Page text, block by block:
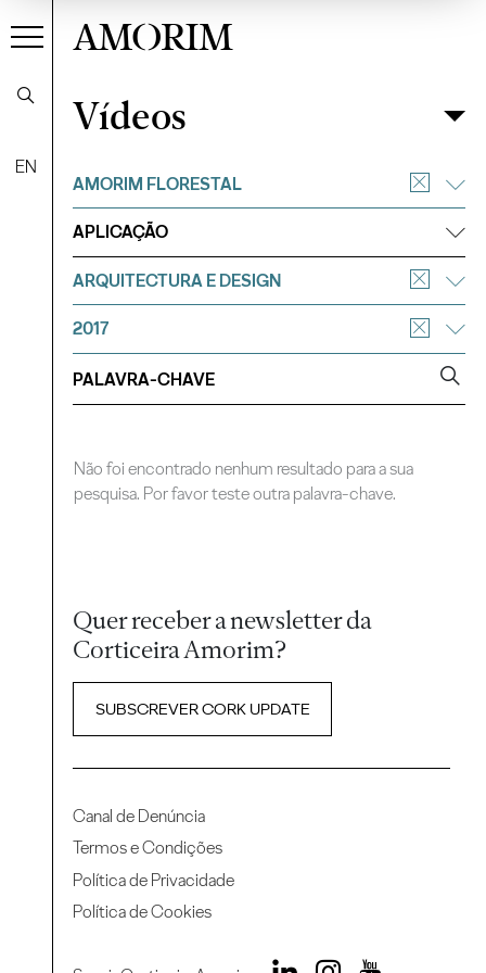
EN
AMORIM
VídeosFiltrar
Vídeos
AMORIM FLORESTAL
APLICAÇÃO
ARQUITECTURA E DESIGN
2017
Não foi encontrado nenhum resultado para a sua
pesquisa. Por favor teste outra palavra-chave.
Quer receber a newsletter da
Corticeira Amorim?
SUBSCREVER CORK UPDATE
Canal de Denúncia
Termos e Condições
Política de Privacidade
Política de Cookies